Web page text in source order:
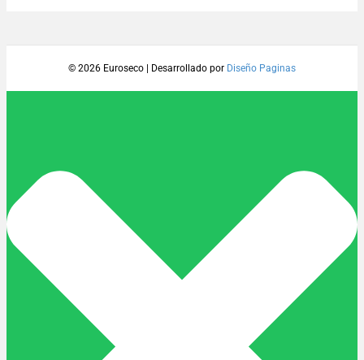
© 2026 Euroseco Desarrollado por Diseño Paginas